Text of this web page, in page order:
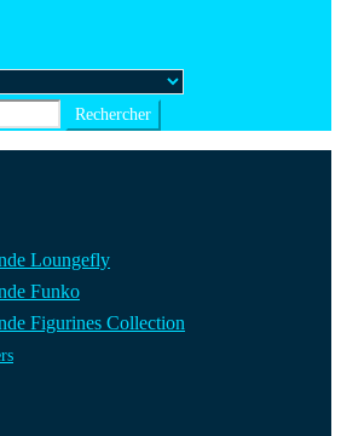
Loungefly
Funko
Figurines Collection